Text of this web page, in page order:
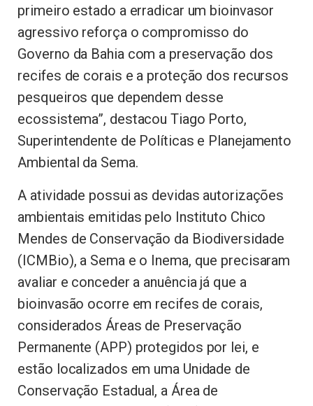
primeiro estado a erradicar um bioinvasor
agressivo reforça o compromisso do
Governo da Bahia com a preservação dos
recifes de corais e a proteção dos recursos
pesqueiros que dependem desse
ecossistema”, destacou Tiago Porto,
Superintendente de Políticas e Planejamento
Ambiental da Sema.
A atividade possui as devidas autorizações
ambientais emitidas pelo Instituto Chico
Mendes de Conservação da Biodiversidade
(ICMBio), a Sema e o Inema, que precisaram
avaliar e conceder a anuência já que a
bioinvasão ocorre em recifes de corais,
considerados Áreas de Preservação
Permanente (APP) protegidos por lei, e
estão localizados em uma Unidade de
Conservação Estadual, a Área de